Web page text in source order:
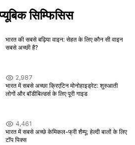
सिम्फिसिस
भारत की सबसे बढ़िया वाइन: सेहत के लिए कौन सी वाइन
सबसे अच्छी है?
2,987
भारत में सबसे अच्छा क्रिएटिन मोनोहाइड्रेट: शुरुआती
लोगों और बॉडीबिल्डर्स के लिए पूरी गाइड
4,461
भारत में सबसे अच्छे केमिकल-फ्री शैम्पू: हेल्दी बालों के लिए
टॉप पिक्स